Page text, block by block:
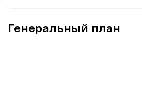
Генеральный план